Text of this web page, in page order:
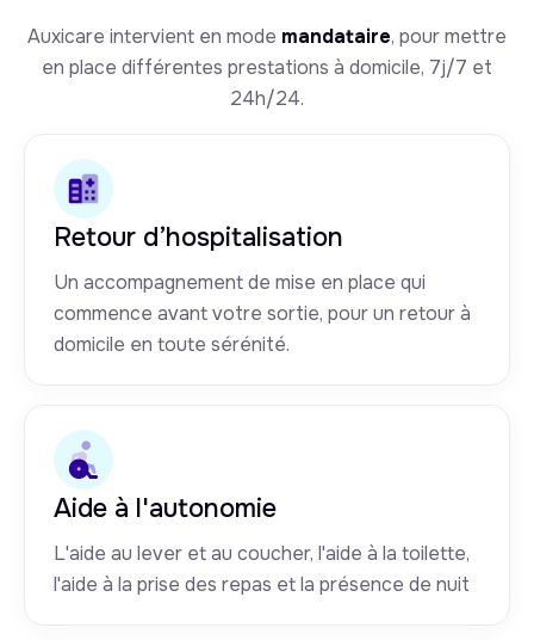
Auxicare intervient en mode mandataire, pour mettre
en place différentes prestations à domicile, 7j/7 et
24h/24.
Retour d’hospitalisation
Un accompagnement de mise en place qui
commence avant votre sortie, pour un retour à
domicile en toute sérénité.
Aide à l'autonomie
L'aide au lever et au coucher, l'aide à la toilette,
l'aide à la prise des repas et la présence de nuit